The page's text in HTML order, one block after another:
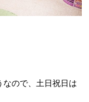
なので、土日祝日は